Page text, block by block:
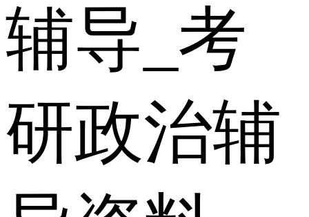
辅导_考
研政治辅